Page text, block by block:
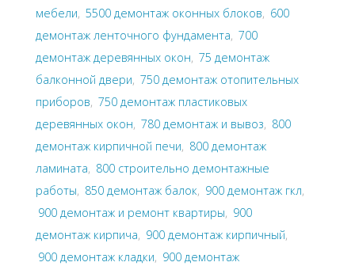
мебели, 5500 демонтаж оконных блоков, 600
демонтаж ленточного фундамента, 700
демонтаж деревянных окон, 75 демонтаж
балконной двери, 750 демонтаж отопительных
приборов, 750 демонтаж пластиковых
деревянных окон, 780 демонтаж и вывоз, 800
демонтаж кирпичной печи, 800 демонтаж
ламината, 800 строительно демонтажные
работы, 850 демонтаж балок, 900 демонтаж гкл,
900 демонтаж и ремонт квартиры, 900
демонтаж кирпича, 900 демонтаж кирпичный,
900 демонтаж кладки, 900 демонтаж